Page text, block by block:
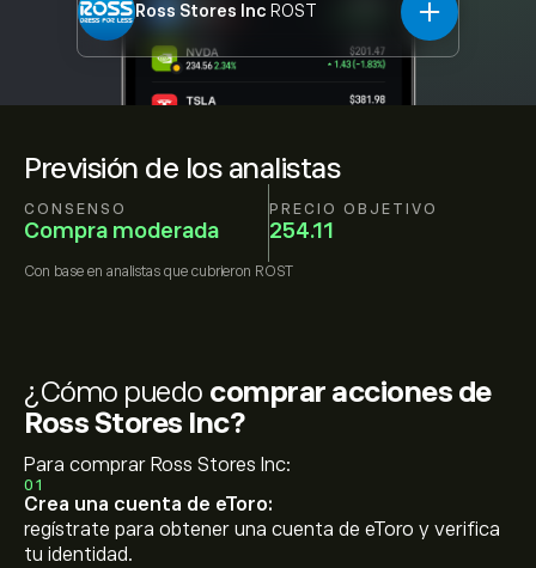
Previsión de los analistas
CONSENSO
Compra moderada
PRECIO OBJETIVO
254.11
Con base en analistas que cubrieron ROST
Ross Stores Inc ROST
¿Cómo puedo comprar acciones de
Ross Stores Inc?
Para comprar Ross Stores Inc:
01
Crea una cuenta de eToro:
regístrate para obtener una cuenta de eToro y verifica
tu identidad.